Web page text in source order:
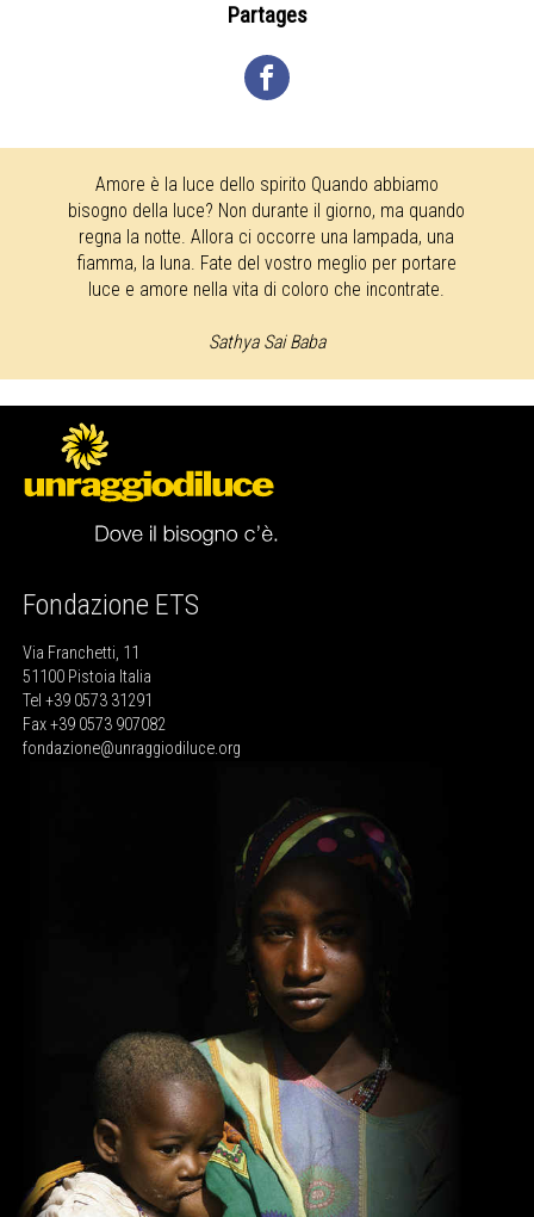
Partages
Amore è la luce dello spirito Quando abbiamo
bisogno della luce? Non durante il giorno, ma quando
regna la notte. Allora ci occorre una lampada, una
fiamma, la luna. Fate del vostro meglio per portare
luce e amore nella vita di coloro che incontrate.
Sathya Sai Baba
Fondazione ETS
Via Franchetti, 11
51100 Pistoia Italia
Tel +39 0573 31291
Fax +39 0573 907082
fondazione@unraggiodiluce.org